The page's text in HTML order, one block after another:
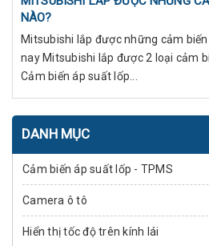
NÀO?
Mitsubishi lắp được những cảm
nay Mitsubishi lắp được 2 loại cảm
Cảm biến áp suất lốp...
DANH MỤC
Cảm biến áp suất lốp - TPMS
Camera ô tô
Hiển thị tốc độ trên kính lái